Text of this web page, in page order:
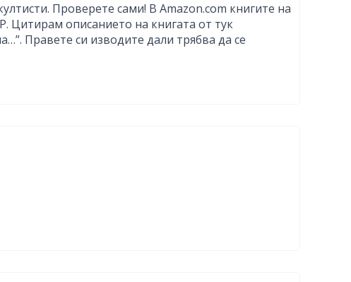
Проверете сами! В Amazon.com книгите на
Цитирам описанието на книгата от тук
Правете си изводите дали трябва да се